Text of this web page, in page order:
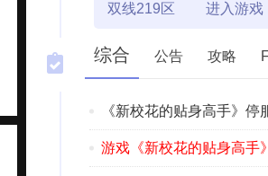
双线219区 进入游戏
综合 公告 攻略
《新校花的贴身高手》停
游戏《新校花的贴身高手